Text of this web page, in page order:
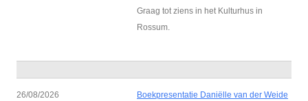
Graag tot ziens in het Kulturhus in
Rossum.
26/08/2026
Boekpresentatie Daniëlle van der Weide